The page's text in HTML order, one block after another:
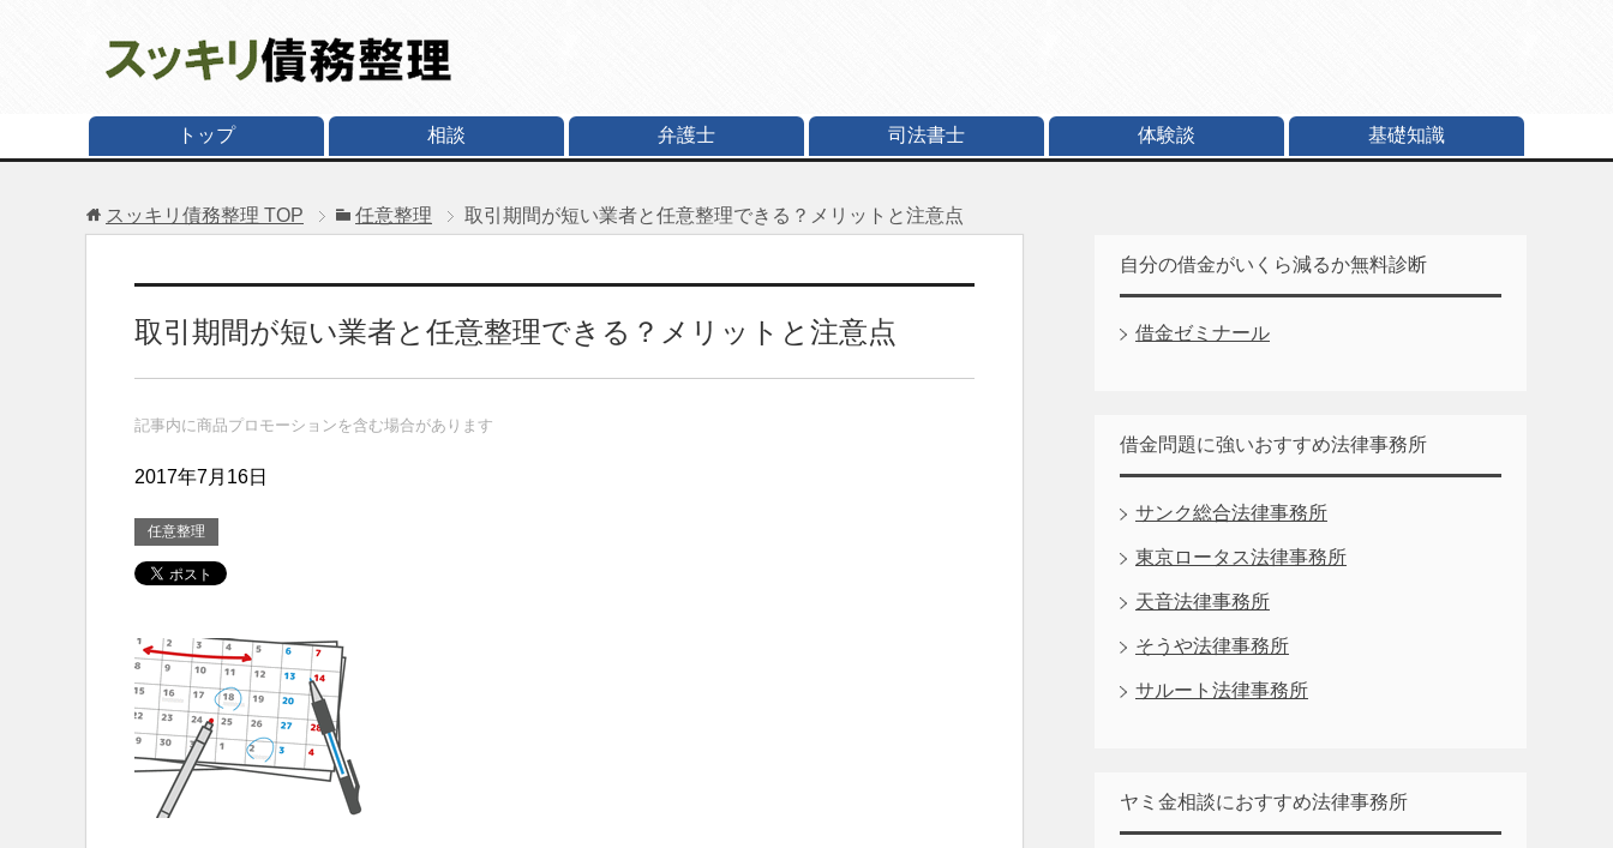
トップ 相談 弁護士 司法書士 体験談 基礎知識
スッキリ債務整理 TOP 任意整理 取引期間が短い業者と任意整理できる？メリットと注意点
取引期間が短い業者と任意整理できる？メリットと注意点
記事内に商品プロモーションを含む場合があります
2017年7月16日
任意整理
自分の借金がいくら減るか無料診断
借金ゼミナール
借金問題に強いおすすめ法律事務所
サンク総合法律事務所
東京ロータス法律事務所
天音法律事務所
そうや法律事務所
サルート法律事務所
ヤミ金相談におすすめ法律事務所